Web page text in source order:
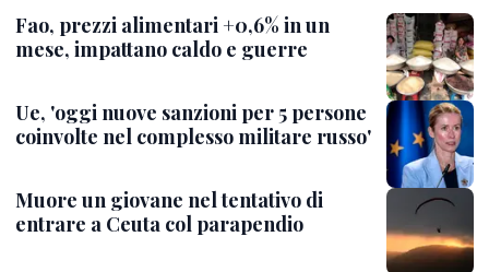
Fao, prezzi alimentari +0,6% in un
mese, impattano caldo e guerre
Ue, 'oggi nuove sanzioni per 5 persone
coinvolte nel complesso militare russo'
Muore un giovane nel tentativo di
entrare a Ceuta col parapendio